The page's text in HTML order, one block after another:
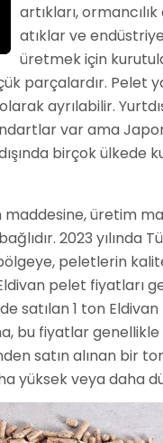
artıkları,
atıklar ve
üretmek için
parçalardır. Pelet
ayrılabilir.
var ama
birçok ülkede
üretim
2023 yılında
peletlerin
pelet fiyatları
satılan 1 ton
bu fiyatlar
satın alınan bir
yüksek veya daha